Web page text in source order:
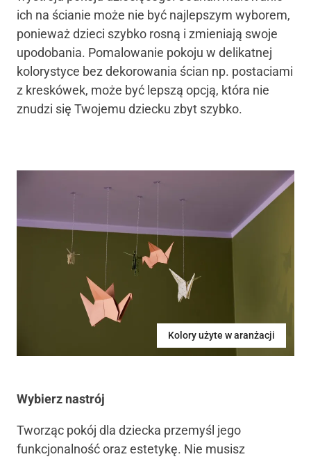
ich na ścianie może nie być najlepszym wyborem,
ponieważ dzieci szybko rosną i zmieniają swoje
upodobania. Pomalowanie pokoju w delikatnej
kolorystyce bez dekorowania ścian np. postaciami
z kreskówek, może być lepszą opcją, która nie
znudzi się Twojemu dziecku zbyt szybko.
Kolory użyte w aranżacji
Wybierz nastrój
Tworząc pokój dla dziecka przemyśl jego
funkcjonalność oraz estetykę. Nie musisz